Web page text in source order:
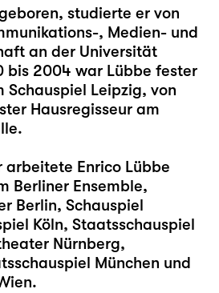
studierte er von
, Medien- und
an der Universität
bis 2004 war Lübbe fester
Schauspiel Leipzig, von
Hausregisseur am
arbeitete Enrico Lübbe
Berliner Ensemble,
Berlin, Schauspiel
Köln, Staatsschauspiel
Nürnberg,
München und